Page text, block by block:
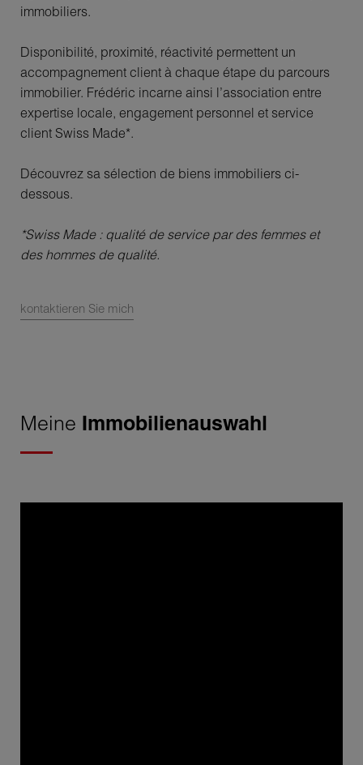
immobiliers.
Disponibilité, proximité, réactivité permettent un
accompagnement client à chaque étape du parcours
immobilier. Frédéric incarne ainsi l’association entre
expertise locale, engagement personnel et service
client Swiss Made*.
Découvrez sa sélection de biens immobiliers ci-
dessous.
*Swiss Made : qualité de service par des femmes et
des hommes de qualité.
kontaktieren Sie mich
Meine Immobilienauswahl